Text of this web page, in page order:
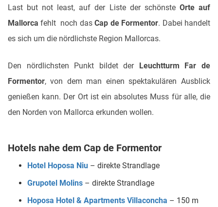
Last but not least, auf der Liste der schönsteOrte auf
Mallorca fehlt noch dasCap de Formentor. Dabei handelt
es sich um die nördlichste Region Mallorcas.
Den nördlichsten Punkt bildet der
Leuchtturm Far de
Formentor, von dem man einen spektakulären Ausblick
genießen kann. Der Ort ist ein absolutes Muss für alle, die
den Norden von Mallorca erkunden wollen.
Hotels nahe dem Cap de Formentor
Hotel Hoposa Niu – direkte Strandlage
Grupotel Molins – direkte Strandlage
Hoposa Hotel & Apartments Villaconcha – 150 m